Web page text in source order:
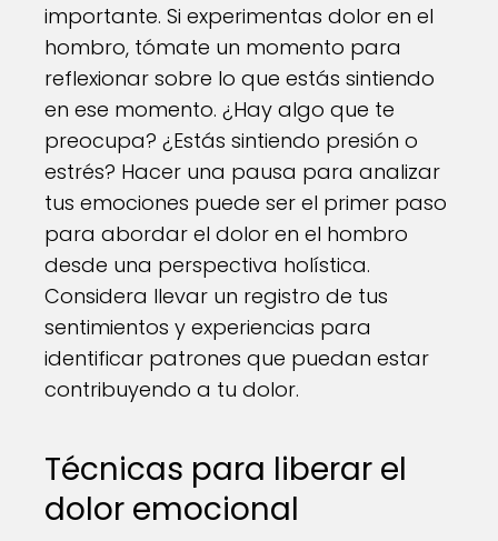
importante. Si experimentas dolor en el
hombro, tómate un momento para
reflexionar sobre lo que estás sintiendo
en ese momento. ¿Hay algo que te
preocupa? ¿Estás sintiendo presión o
estrés? Hacer una pausa para analizar
tus emociones puede ser el primer paso
para abordar el dolor en el hombro
desde una perspectiva holística.
Considera llevar un registro de tus
sentimientos y experiencias para
identificar patrones que puedan estar
contribuyendo a tu dolor.
Técnicas para liberar el
dolor emocional